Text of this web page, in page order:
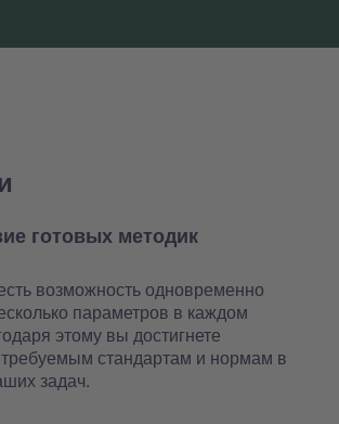
готовых методик
возможность одновременно
параметров в каждом
этому вы достигнете
требуемым стандартам и нормам в
задач.